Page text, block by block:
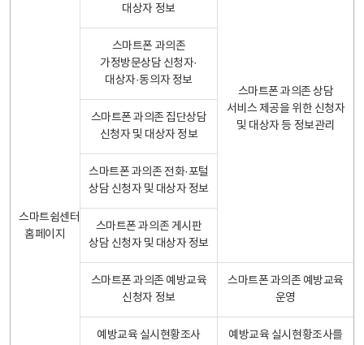
스마트쉼센터
홈페이지
대상자 정보
스마트폰 과의존 상담
서비스 제공을 위한 신청자
및 대상자 등 정보관리
스마트폰 과의존
가정방문상담 신청자·
대상자·동의자 정보
스마트폰 과의존 집단상담
신청자 및 대상자 정보
스마트폰 과의존 전화·포털
상담 신청자 및 대상자 정보
스마트폰 과의존 게시판
상담 신청자 및 대상자 정보
스마트폰 과의존 예방교육
신청자 정보
스마트폰 과의존 예방교육
운영
예방교육 실시현황조사
예방교육 실시현황조사를